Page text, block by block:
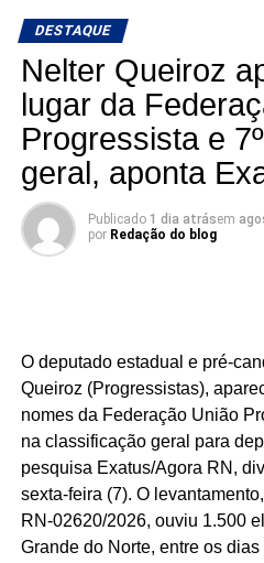
DESTAQUE
Nelter Queiroz
lugar da
Progressista e
geral, aponta
Publicado 1 dia atrásem
por Redação do blog
O deputado estadual e pré-
Queiroz (Progressistas),
nomes da Federação União
na classificação geral para
pesquisa Exatus/Agora RN,
sexta-feira (7). O
RN-02620/2026, ouviu 1.500
Grande do Norte, entre os